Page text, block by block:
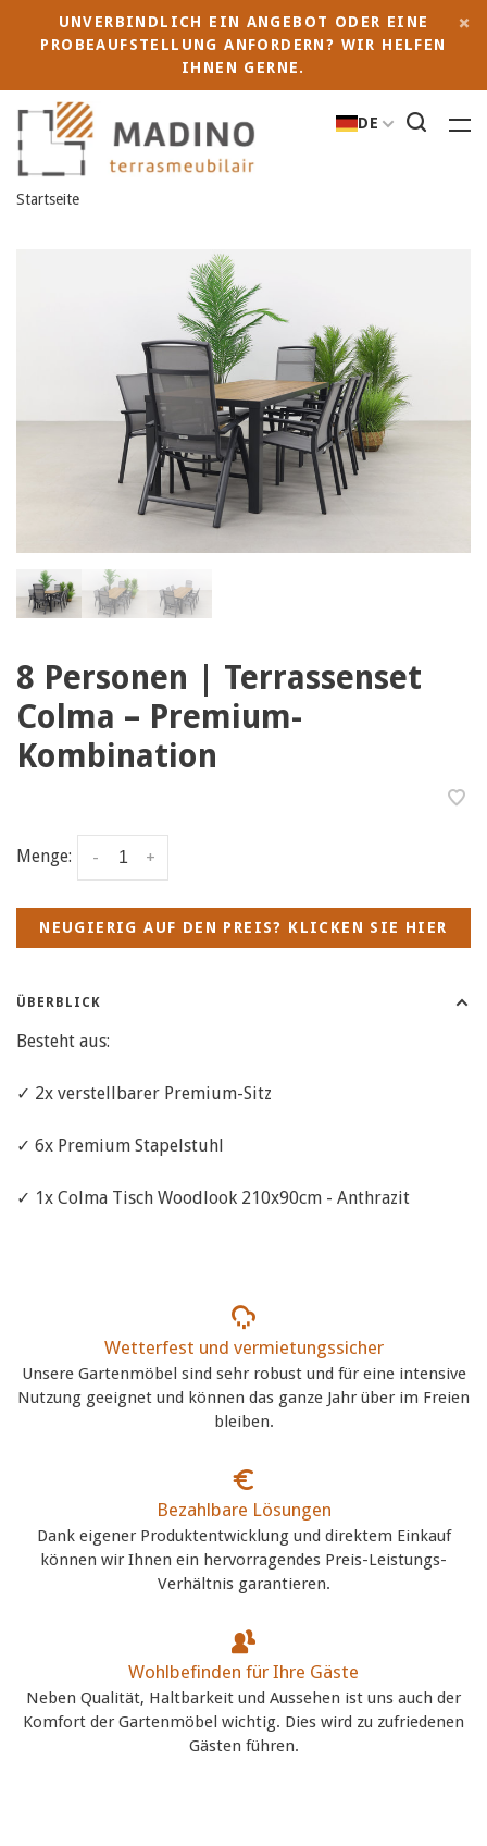
UNVERBINDLICH EIN ANGEBOT ODER EINE
PROBEAUFSTELLUNG ANFORDERN? WIR HELFEN
IHNEN GERNE.
DE
Startseite
8 Personen | Terrassenset
Colma – Premium-
Kombination
Menge: +
-
NEUGIERIG AUF DEN PREIS? KLICKEN SIE HIER
ÜBERBLICK
Besteht aus:
✓ 2x verstellbarer Premium-Sitz
✓ 6x Premium Stapelstuhl
✓ 1x Colma Tisch Woodlook 210x90cm - Anthrazit
Wetterfest und vermietungssicher
Unsere Gartenmöbel sind sehr robust und für eine intensive
Nutzung geeignet und können das ganze Jahr über im Freien
bleiben.
Bezahlbare Lösungen
Dank eigener Produktentwicklung und direktem Einkauf
können wir Ihnen ein hervorragendes Preis-Leistungs-
Verhältnis garantieren.
Wohlbefinden für Ihre Gäste
Neben Qualität, Haltbarkeit und Aussehen ist uns auch der
Komfort der Gartenmöbel wichtig. Dies wird zu zufriedenen
Gästen führen.